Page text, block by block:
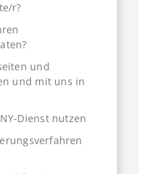
r?
und
und mit uns in
Dienst nutzen